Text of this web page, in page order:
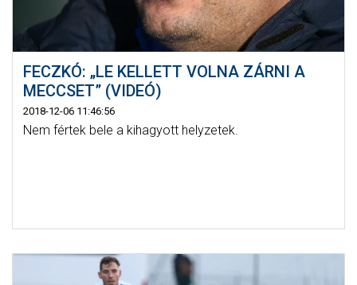
FECZKÓ: „LE KELLETT VOLNA ZÁRNI A
MECCSET” (VIDEÓ)
2018-12-06 11:46:56
Nem fértek bele a kihagyott helyzetek.